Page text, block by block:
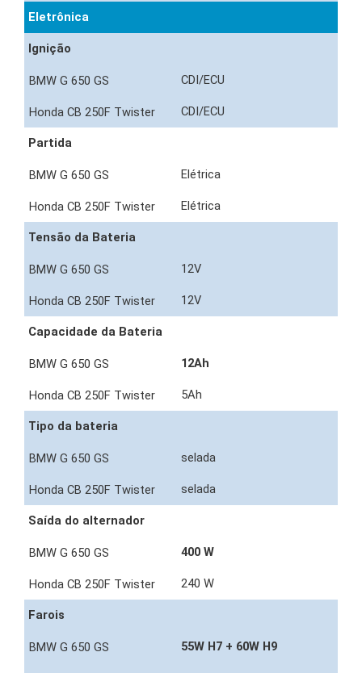
Eletrônica
Ignição
CDI/ECU
CDI/ECU
Partida
Elétrica
Elétrica
Tensão da Bateria
12V
12V
Capacidade da Bateria
12Ah
5Ah
Tipo da bateria
selada
selada
Saída do alternador
400 W
240 W
Farois
55W H7 + 60W H9